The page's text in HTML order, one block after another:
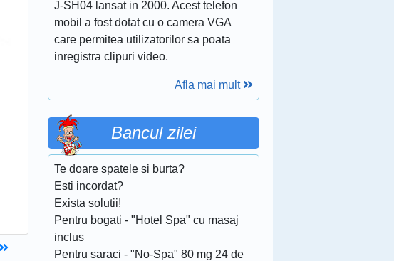
J-SH04 lansat in 2000. Acest telefon
mobil a fost dotat cu o camera VGA
care permitea utilizatorilor sa poata
inregistra clipuri video.
Afla mai mult
Bancul zilei
Te doare spatele si burta?
Esti incordat?
Exista solutii!
Pentru bogati - "Hotel Spa" cu masaj
inclus
Pentru saraci - "No-Spa" 80 mg 24 de